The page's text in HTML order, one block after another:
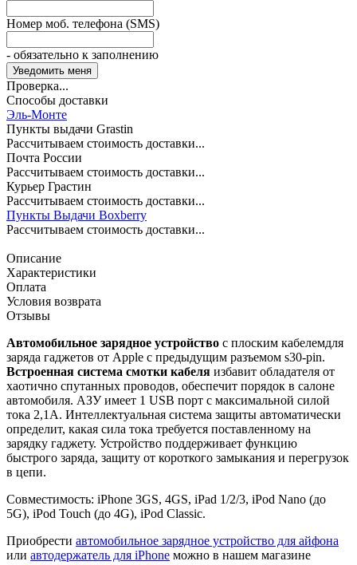
Номер моб. телефона (SMS)
- обязательно к заполнению
Проверка...
Способы доставки
Эль-Монте
Пункты выдачи Grastin
Рассчитываем стоимость доставки...
Почта России
Рассчитываем стоимость доставки...
Курьер Грастин
Рассчитываем стоимость доставки...
Пункты Выдачи Boxberry
Рассчитываем стоимость доставки...
Описание
Характеристики
Оплата
Условия возврата
Отзывы
Автомобильное зарядное устройство с плоским кабелемдля
заряда гаджетов от Apple с предыдущим разъемом s30-pin.
Встроенная система смотки кабеля избавит обладателя от
хаотично спутанных проводов, обеспечит порядок в салоне
автомобиля. АЗУ имеет 1 USB порт с максимальной силой
тока 2,1A. Интеллектуальная система защиты автоматически
определит, какая сила тока требуется поставленному на
зарядку гаджету. Устройство поддерживает функцию
быстрого заряда, защиту от короткого замыкания и перегрузок
в цепи.
Совместимость: iPhone 3GS, 4GS, iPad 1/2/3, iPod Nano (до
5G), iPod Touch (до 4G), iPod Classic.
Приобрести автомобильное зарядное устройство для айфона
или автодержатель для iPhone можно в нашем магазине